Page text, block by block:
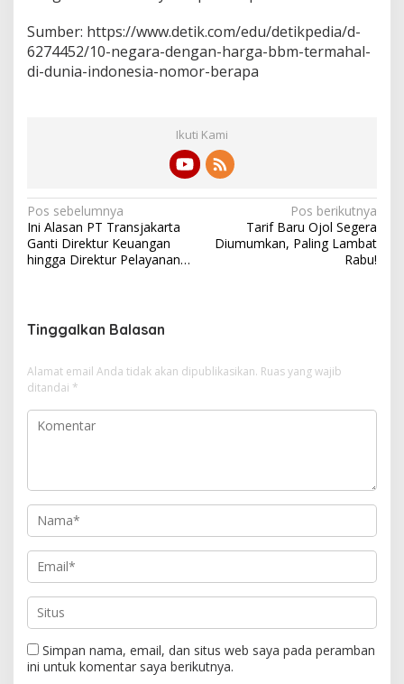
Sumber: https://www.detik.com/edu/detikpedia/d-
6274452/10-negara-dengan-harga-bbm-termahal-
di-dunia-indonesia-nomor-berapa
Ikuti Kami
N
a
v
g
a
s
i
p
Pos sebelumnya
Ini Alasan PT Transjakarta
Ganti Direktur Keuangan
hingga Direktur Pelayanan…
Pos berikutnya
Tarif Baru Ojol Segera
Diumumkan, Paling Lambat
Rabu!
Tinggalkan Balasan
Alamat email Anda tidak akan dipublikasikan. Ruas yang wajib
ditandai *
Simpan nama, email, dan situs web saya pada peramban
ini untuk komentar saya berikutnya.